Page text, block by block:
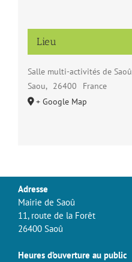
Lieu
Salle multi-activités de Saoû
Saou, 26400
France
+ Google Map
Adresse
Mairie de Saoû
11, route de la Forêt
26400 Saoû
Heures d’ouverture au public